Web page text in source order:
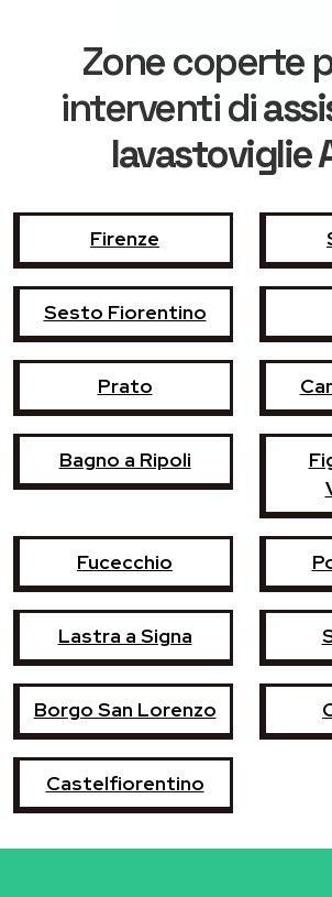
Zone coperte
interventi di
lavastoviglie
Firenze
Sesto Fiorentino
Prato
Bagno a Ripoli
Fucecchio
Lastra a Signa
Borgo San Lorenzo
Castelfiorentino